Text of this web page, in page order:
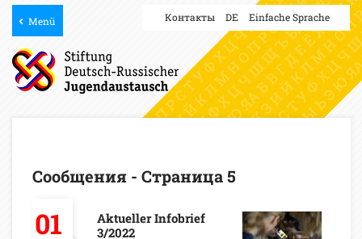
Menü Контакты DE Einfache Sprache
Сообщения - Страница 5
01
Aktueller Infobrief
3/2022